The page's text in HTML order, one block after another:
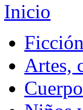
Inicio
Artes,